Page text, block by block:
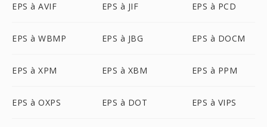
EPS à AVIF EPS à JIF EPS à PCD
EPS à WBMP EPS à JBG EPS à DOCM
EPS à XPM EPS à XBM EPS à PPM
EPS à OXPS EPS à DOT EPS à VIPS